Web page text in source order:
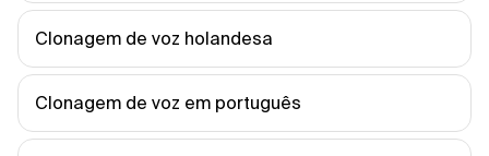
Clonagem de voz holandesa
Clonagem de voz em português